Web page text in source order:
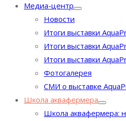
Медиа-центр
Новости
Итоги выставки
Итоги выставки
Итоги выставки
Фотогалерея
СМИ о выставке
Школа аквафермера
Школа аквафермера: